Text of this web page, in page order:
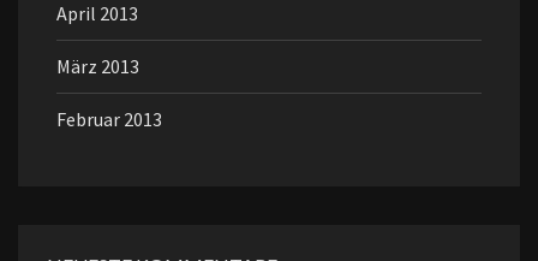
April 2013
März 2013
Februar 2013